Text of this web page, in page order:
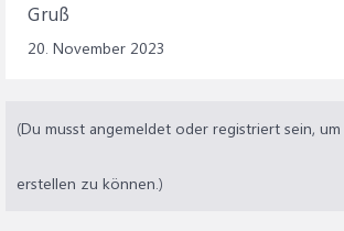
Gruß
20. November 2023
(Du musst angemeldet oder registriert sein,
erstellen zu können.)